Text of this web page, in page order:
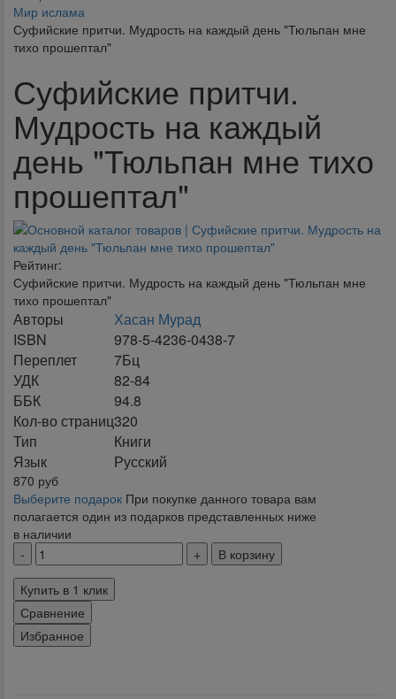
Мир ислама
Суфийские притчи. Мудрость на каждый день "Тюльпан мне
тихо прошептал"
Суфийские притчи.
Мудрость на каждый
день "Тюльпан мне тихо
прошептал"
Рейтинг:
Суфийские притчи. Мудрость на каждый день "Тюльпан мне
тихо прошептал"
Авторы
Хасан Мурад
ISBN
978-5-4236-0438-7
Переплет
7Бц
УДК
82-84
ББК
94.8
Кол-во страниц320
Тип
Книги
Язык
Русский
870 руб
Выберите подарок При покупке данного товара вам
полагается один из подарков представленных ниже
в наличии
В корзину
Купить в 1 клик
Сравнение
Избранное